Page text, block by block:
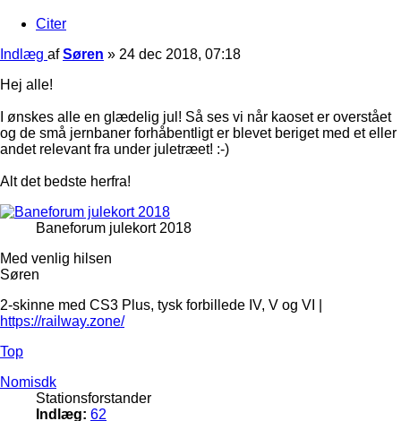
Citer
Indlæg afSøren » 24 dec 2018, 07:18
Hej alle!
I ønskes alle en glædelig jul! Så ses vi når kaoset er overstået
og de små jernbaner forhåbentligt er blevet beriget med et eller
andet relevant fra under juletræet! :-)
Alt det bedste herfra!
Baneforum julekort 2018
Med venlig hilsen
Søren
2-skinne med CS3 Plus, tysk forbillede IV, V og VI |
https://railway.zone/
Top
Nomisdk
Stationsforstander
Indlæg: 62